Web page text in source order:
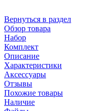
Вернуться в раздел
Обзор товара
Набор
Комплект
Описание
Характеристики
Аксессуары
Отзывы
Похожие товары
Наличие